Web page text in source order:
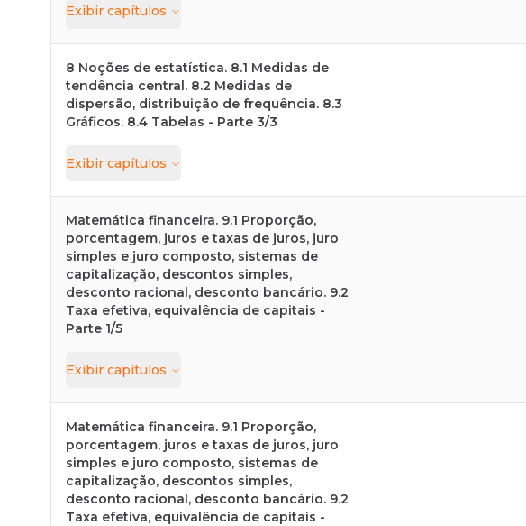
Exibir capítulos
8 Noções de estatística. 8.1 Medidas de
tendência central. 8.2 Medidas de
dispersão, distribuição de frequência. 8.3
Gráficos. 8.4 Tabelas - Parte 3/3
Exibir capítulos
Matemática financeira. 9.1 Proporção,
porcentagem, juros e taxas de juros, juro
simples e juro composto, sistemas de
capitalização, descontos simples,
desconto racional, desconto bancário. 9.2
Taxa efetiva, equivalência de capitais -
Parte 1/5
Exibir capítulos
Matemática financeira. 9.1 Proporção,
porcentagem, juros e taxas de juros, juro
simples e juro composto, sistemas de
capitalização, descontos simples,
desconto racional, desconto bancário. 9.2
Taxa efetiva, equivalência de capitais -